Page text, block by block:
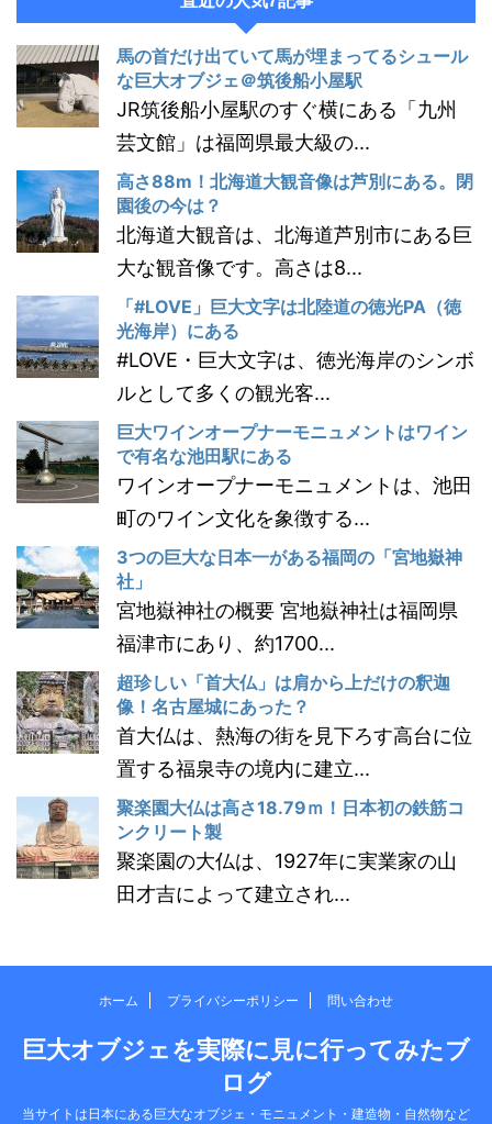
馬の首だけ出ていて馬が埋まってるシュール
な巨大オブジェ＠筑後船小屋駅
JR筑後船小屋駅のすぐ横にある「九州
芸文館」は福岡県最大級の...
高さ88m！北海道大観音像は芦別にある。閉
園後の今は？
北海道大観音は、北海道芦別市にある巨
大な観音像です。高さは8...
「#LOVE」巨大文字は北陸道の徳光PA（徳
光海岸）にある
#LOVE・巨大文字は、徳光海岸のシンボ
ルとして多くの観光客...
巨大ワインオープナーモニュメントはワイン
で有名な池田駅にある
ワインオープナーモニュメントは、池田
町のワイン文化を象徴する...
3つの巨大な日本一がある福岡の「宮地嶽神
社」
宮地嶽神社の概要 宮地嶽神社は福岡県
福津市にあり、約1700...
超珍しい「首大仏」は肩から上だけの釈迦
像！名古屋城にあった？
首大仏は、熱海の街を見下ろす高台に位
置する福泉寺の境内に建立...
聚楽園大仏は高さ18.79ｍ！日本初の鉄筋コ
ンクリート製
聚楽園の大仏は、1927年に実業家の山
田才吉によって建立され...
ホーム プライバシーポリシー 問い合わせ
巨大オブジェを実際に見に行ってみたブ
ログ
当サイトは日本にある巨大なオブジェ・モニュメント・建造物・自然物など